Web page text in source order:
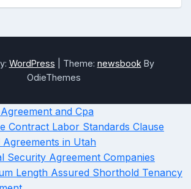
WordPress Theme: newsbook By
OdieThemes
and Cpa
Contract Labor Standards Clause
Agreements in Utah
Security Agreement Companies
Length Assured Shorthold Tenancy